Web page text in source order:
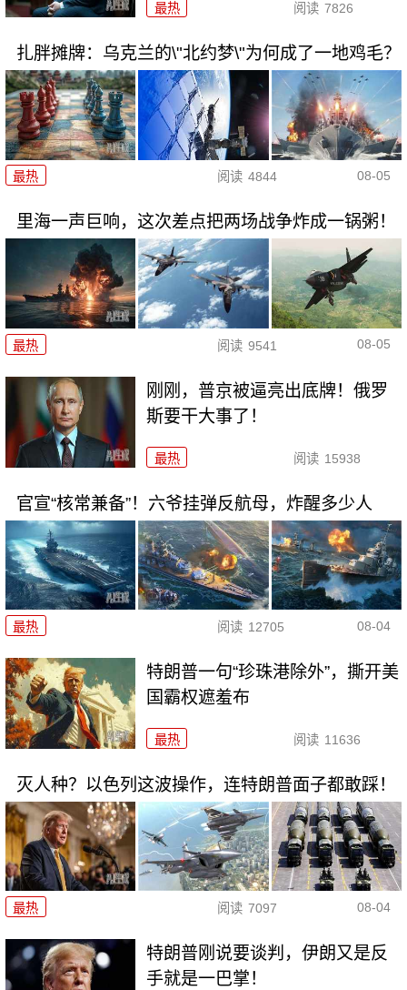
最热 阅读 7826
扎胖摊牌：乌克兰的\"北约梦\"为何成了一地鸡毛？
最热 阅读 4844 08-05
里海一声巨响，这次差点把两场战争炸成一锅粥！
最热 阅读 9541 08-05
刚刚，普京被逼亮出底牌！俄罗
斯要干大事了！
最热 阅读 15938
官宣“核常兼备”！六爷挂弹反航母，炸醒多少人
最热 阅读 12705 08-04
特朗普一句“珍珠港除外”，撕开美
国霸权遮羞布
最热 阅读 11636
灭人种？以色列这波操作，连特朗普面子都敢踩！
最热 阅读 7097 08-04
特朗普刚说要谈判，伊朗又是反
手就是一巴掌！